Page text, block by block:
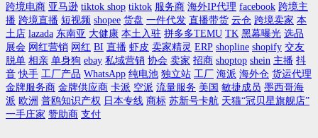
跨境电商 亚马逊 tiktok shop tiktok 服务商 海外IP代理 facebook 跨境主
播 跨境直播 短视频 shopee 货盘 一件代发 直播带货 云仓 跨境卖家 本
土店 lazada 东南亚 大健康 本土入驻 拼多多TEMU TK 黑幕曝光 选品
展会 网红营销 网红 BI 直播 虾皮 卖家精灵 ERP shopline shopify 交友
脱单 相亲 单身狗 ebay 私域营销 协会 卖家 招商 shoptop shein 主播 抖
音 快手 工厂产品 WhatsApp 纯电池 独立站 工厂 海派 海外仓 货运代理
金牌服务商 金牌供应商 卡派 空派 流量服务 美国 敏捷成员 墨西哥海
派 欧洲 普鸥知识产权 日本专线 商标 苏新号卡航 天猫“冠贝星旗舰店”
一手庄家 赞助商 支付